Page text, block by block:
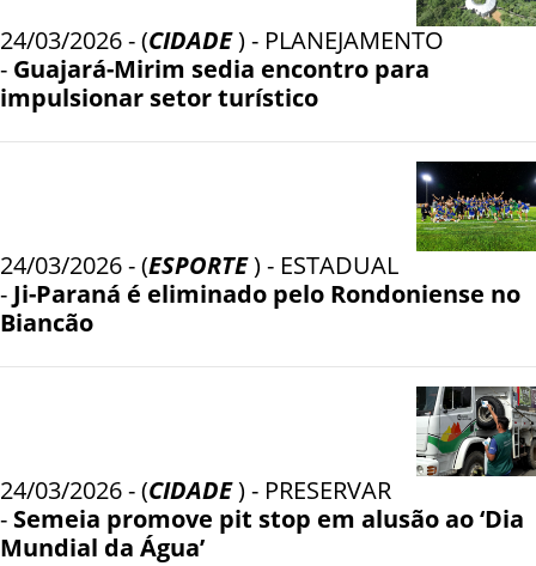
24/03/2026 - (CIDADE) - PLANEJAMENTO
- Guajará-Mirim sedia encontro para
impulsionar setor turístico
24/03/2026 - (ESPORTE) - ESTADUAL
- Ji-Paraná é eliminado pelo Rondoniense no
Biancão
24/03/2026 - (CIDADE) - PRESERVAR
- Semeia promove pit stop em alusão ao ‘Dia
Mundial da Água’